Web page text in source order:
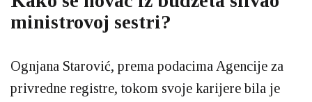
ministrovoj sestri?
Ognjana Starović, prema podacima Agencije za
privredne registre, tokom svoje karijere bila je